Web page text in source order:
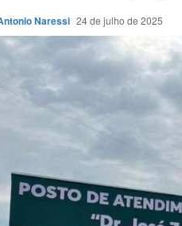
Naressi 24 de julho de 2025